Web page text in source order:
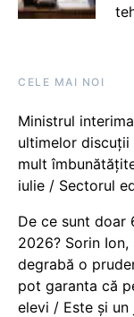
CELE MAI NOI
Ministrul
ultimelor discuții
mult
iulie / Sectorul
De ce sunt doar
2026? Sorin
degrabă o
pot garanta că
elevi / Este și